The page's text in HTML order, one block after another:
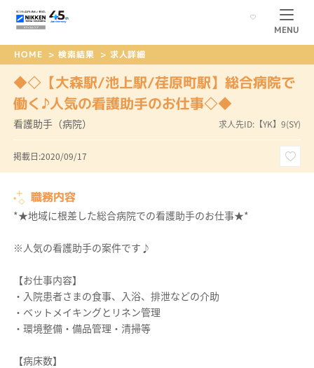
MENU
HOME > 検索結果 > 求人詳細
◆◇【大森駅/池上駅/荏原町駅】総合病院で
働く♪人気の看護助手のお仕事◇◆
看護助手（病院） 求人先ID:【YK】9(SY)
掲載日:2020/09/17
職務内容
*★地域に根差した総合病院での看護助手のお仕事★*
※人気の看護助手の案件です♪
【お仕事内容】
・入院患者さまの食事、入浴、排泄などの介助
・ベットメイキングとリネン管理
・環境整備・備品管理・清掃等
【病床数】